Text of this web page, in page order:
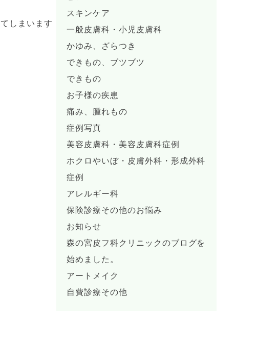
しまいます
スキンケア
一般皮膚科・小児皮膚科
かゆみ、ざらつき
できもの、ブツブツ
できもの
お子様の疾患
痛み、腫れもの
症例写真
美容皮膚科・美容皮膚科症例
ホクロやいぼ・皮膚外科・形成外科
症例
アレルギー科
保険診療その他のお悩み
お知らせ
森の宮皮フ科クリニックのブログを
始めました。
アートメイク
自費診療その他